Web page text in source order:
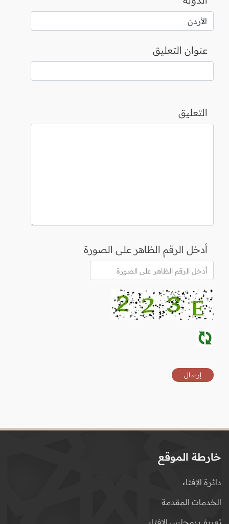
عنوان التعليق
التعليق
أدخل الرقم الظاهر على الصورة
خارطة الموقع
دائرة الإفتاء
الخدمات المقدمة
تعريف بمجلس الإفتاء